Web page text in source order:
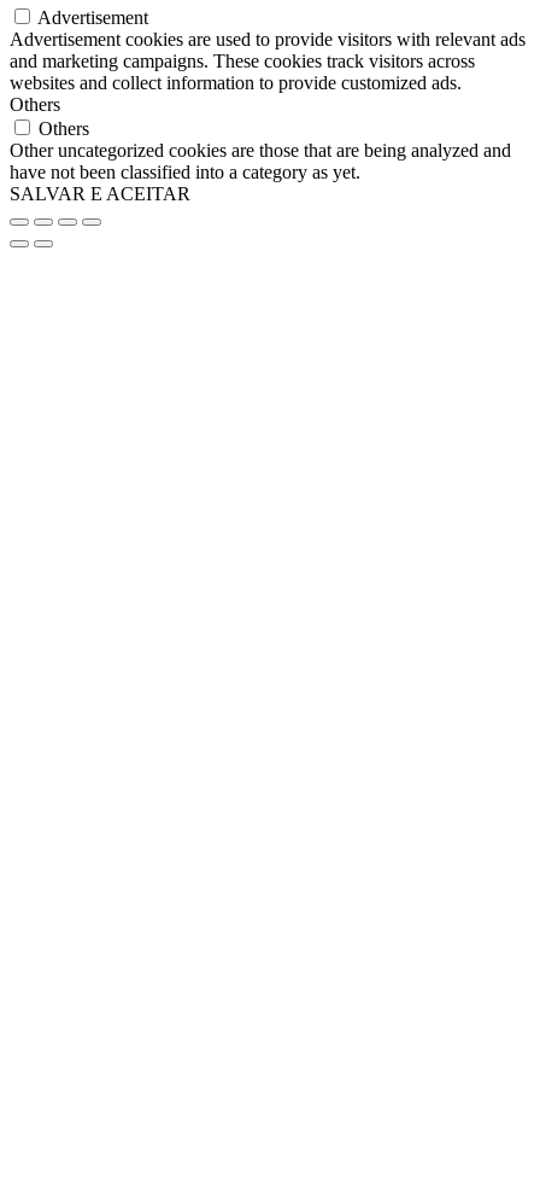
Advertisement
Advertisement cookies are used to provide visitors with relevant ads
and marketing campaigns. These cookies track visitors across
websites and collect information to provide customized ads.
Others
Others
Other uncategorized cookies are those that are being analyzed and
have not been classified into a category as yet.
SALVAR E ACEITAR